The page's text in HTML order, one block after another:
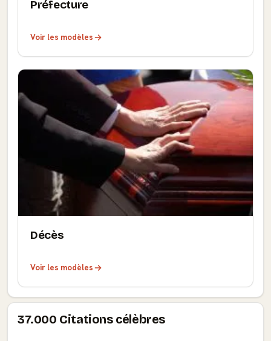
Préfecture
Voir les modèles
Décès
Voir les modèles
37.000 Citations célèbres